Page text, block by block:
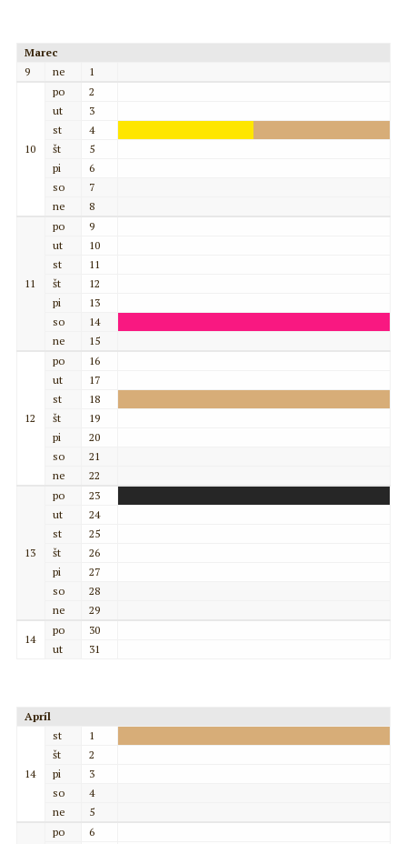
Marec
9
ne 1
10
po
2
ut
3
st
4
št
5
pi
6
so
7
ne
8
11
po
9
ut
10
st
11
št
12
pi
13
so
14
ne
15
12
po
16
ut
17
st
18
št
19
pi
20
so
21
ne
22
13
po
23
ut
24
st
25
št
26
pi
27
so
28
ne
29
14
po
30
ut
31
Apríl
14
st
1
št
2
pi
3
so
4
ne
5
po
6